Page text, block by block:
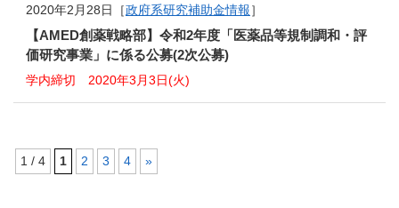
2020年2月28日［政府系研究補助金情報］
【AMED創薬戦略部】令和2年度「医薬品等規制調和・評
価研究事業」に係る公募(2次公募)
学内締切 2020年3月3日(火)
1 / 4 1 2 3 4
»